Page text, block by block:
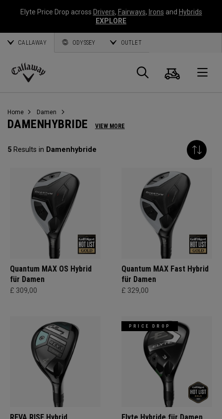
Elyte Price Drop across Drivers, Fairways, Irons and Hybrids
EXPLORE
CALLAWAY ODYSSEY OUTLET
Callaway
Suche
Home Damen
DAMENHYBRIDE VIEW MORE
5 Results in Damenhybride
Quantum MAX OS Hybrid
für Damen
£ 309,00
Quantum MAX Fast Hybrid
für Damen
£ 329,00
PRICE DROP